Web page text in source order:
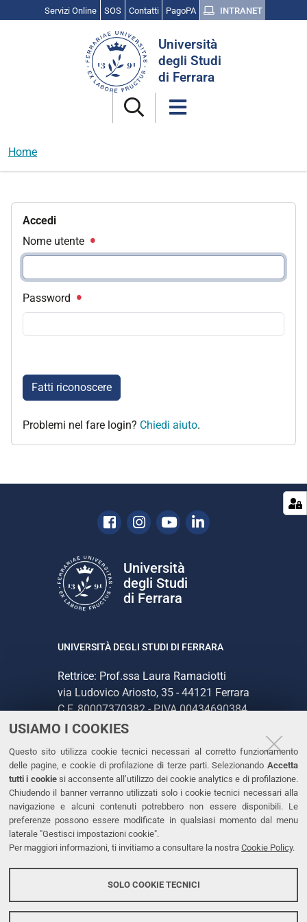
USIAMO I COOKIES
Questo sito utilizza cookie tecnici necessari al corretto funzionamento
delle pagine, e cookie di profilazione di terze parti. Selezionando Accetta
tutti i cookiesi acconsente all’utilizzo dei cookie analytics e di profilazione.
Chiudendo il banner verranno utilizzati solo i cookie tecnici necessari alla
navigazione e alcuni contenuti potrebbero non essere disponibili. Le
preferenze possono essere modificate in qualsiasi momento dal menu
laterale "Gestisci impostazioni cookie".
Per maggiori informazioni, ti invitiamo a consultare la nostra Cookie Policy.
SOLO COOKIE TECNICI
Servizi Online SOS Contatti PagoPA INTRANET
Università
degli Studi
di Ferrara
Home
Accedi
Nome utente
Password
Fatti riconoscere
Problemi nel fare login? Chiedi aiuto.
Facebook
Instagram
YoutubeLinkedin
Università
degli Studi
di Ferrara
UNIVERSITÀ DEGLI STUDI DI FERRARA
Rettrice: Prof.ssa Laura Ramaciotti
via Ludovico Ariosto, 35 - 44121 Ferrara
C.F. 80007370382 - P.IVA 00434690384
CONTATTI
Tel. +39 0532 293111
Fax. +39 0532 293031
PEC
LINKS
Accessibilità
Protezione dati personali